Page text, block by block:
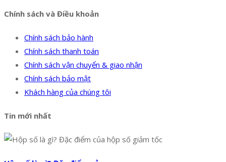
Chính sách và Điều khoản
Chính sách bảo hành
Chính sách thanh toán
Chính sách vận chuyển & giao nhận
Chính sách bảo mật
Khách hàng của chúng tôi
Tin mới nhất